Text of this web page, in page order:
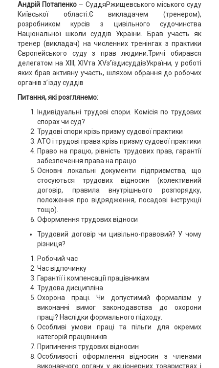
Андрій Потапенко – СуддяРжищевського міського суду
Київської області.Є викладачем (тренером),
розробником курсів з цивільного судочинства
Національної школи суддів України. Брав участь як
тренер (викладач) на численних тренінгах з практики
Європейського суду з прав людини.Тричі обирався
делегатом на XIII, XIVта XVз’їздисуддівУкраїни, у роботі
яких брав активну участь, шляхом обрання до робочих
органів з’їзду суддів
Питання, які розглянемо:
Індивідуальні трудові спори. Комісія по трудових
спорах чи суд?
Трудові спори крізь призму судової практики
АТО і трудові права крізь призму судової практики
Право на працю, рівність трудових прав, гарантії
забезпечення права на працю
Основні локальні документи підприємства, що
стосуються трудових відносин (колективний
договір, правила внутрішнього розпорядку,
положення про відрядження, посадові інструкції
тощо).
Оформлення трудових відноси
Трудовий договір чи цивільно-правовий? У чому
різниця?
Робочий час
Час відпочинку
Гарантії і компенсації працівникам
Трудова дисципліна
Охорона праці. Чи допустимий формалізм у
виконанні вимог законодавства до охорони
праці? Наслідки формального підходу.
Особливі умови праці та пільги для окремих
категорій працівників
Припинення трудових відносин
Особливості оформлення відносин з членами
виконавчого органу у акціонерних товариствах і